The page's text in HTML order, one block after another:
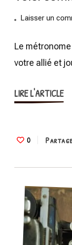
Laisser un
Le
votre allié et
LIRE L'ARTICLE
0